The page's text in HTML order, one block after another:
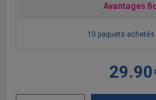
Avantages
10 paquets achetés